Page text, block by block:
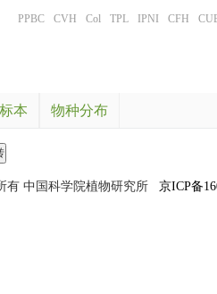
PPBC CVH Col TPL IPNI CFH
本 物种分布
有 中国科学院植物研究所 京ICP备